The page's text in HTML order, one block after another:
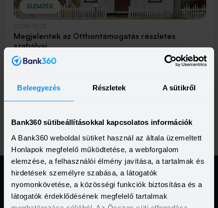
Beleegyezés Részletek A sütikről
Bank360 sütibeállításokkal kapcsolatos információk
A Bank360 weboldal sütiket használ az általa üzemeltett
Honlapok megfelelő működtetése, a webforgalom
elemzése, a felhasználói élmény javítása, a tartalmak és
hirdetések személyre szabása, a látogatók
nyomonkövetése, a közösségi funkciók biztosítása és a
látogatók érdeklődésének megfelelő tartalmak
ELEMZÉS
Megjelentek az Otthontámogatás részletes
szabályai
Megjelent a Magyar Közlönyben a közszolgálatban dolgozók
Otthontámogatására vonatkozó rendelet - írja
jelentkezni.
Jogi Dokumentumok